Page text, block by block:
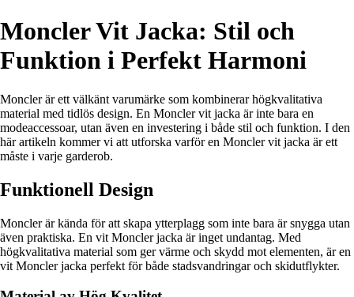
Moncler Vit Jacka: Stil och
Funktion i Perfekt Harmoni
Moncler är ett välkänt varumärke som kombinerar högkvalitativa
material med tidlös design. En Moncler vit jacka är inte bara en
modeaccessoar, utan även en investering i både stil och funktion. I den
här artikeln kommer vi att utforska varför en Moncler vit jacka är ett
måste i varje garderob.
Funktionell Design
Moncler är kända för att skapa ytterplagg som inte bara är snygga utan
även praktiska. En vit Moncler jacka är inget undantag. Med
högkvalitativa material som ger värme och skydd mot elementen, är en
vit Moncler jacka perfekt för både stadsvandringar och skidutflykter.